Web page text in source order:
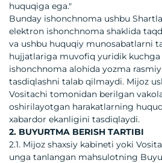
huquqiga ega."
Bunday ishonchnoma ushbu
elektron ishonchnoma shaklida
va ushbu huquqiy munosabatlarni
hujjatlariga muvofiq yuridik kuchga
ishonchnoma alohida yozma
tasdiqlashni talab qilmaydi. Mijoz
Vositachi tomonidan berilgan
oshirilayotgan harakatlarning
xabardor ekanligini tasdiqlaydi.
2. BUYURTMA BERISH TARTIBI
2.1. Mijoz shaxsiy kabineti yoki
unga tanlangan mahsulotning